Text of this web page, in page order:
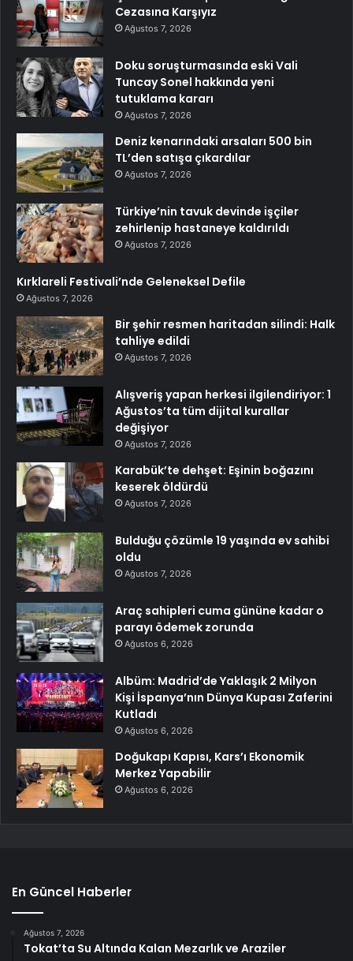
Cezasına Karşıyız
Ağustos 7, 2026
Doku soruşturmasında eski Vali
Tuncay Sonel hakkında yeni
tutuklama kararı
Ağustos 7, 2026
Deniz kenarındaki arsaları 500 bin
TL’den satışa çıkardılar
Ağustos 7, 2026
Türkiye’nin tavuk devinde işçiler
zehirlenip hastaneye kaldırıldı
Ağustos 7, 2026
Kırklareli Festivali’nde Geleneksel Defile
Ağustos 7, 2026
Bir şehir resmen haritadan silindi: Halk
tahliye edildi
Ağustos 7, 2026
Alışveriş yapan herkesi ilgilendiriyor: 1
Ağustos’ta tüm dijital kurallar
değişiyor
Ağustos 7, 2026
Karabük’te dehşet: Eşinin boğazını
keserek öldürdü
Ağustos 7, 2026
Bulduğu çözümle 19 yaşında ev sahibi
oldu
Ağustos 7, 2026
Araç sahipleri cuma gününe kadar o
parayı ödemek zorunda
Ağustos 6, 2026
Albüm: Madrid’de Yaklaşık 2 Milyon
Kişi İspanya’nın Dünya Kupası Zaferini
Kutladı
Ağustos 6, 2026
Doğukapı Kapısı, Kars’ı Ekonomik
Merkez Yapabilir
Ağustos 6, 2026
En Güncel Haberler
Ağustos 7, 2026
Tokat’ta Su Altında Kalan Mezarlık ve Araziler